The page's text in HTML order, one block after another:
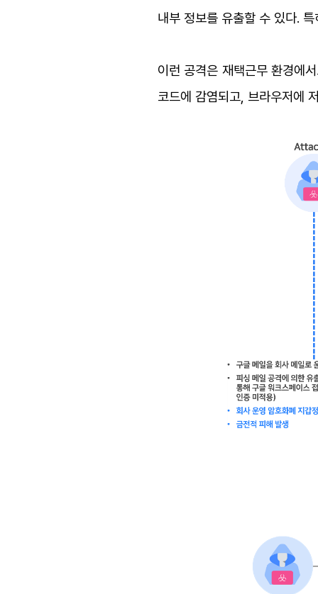
내부 정보를 유출할 수 있다.
이런 공격은 재택근무 환경에
코드에 감염되고, 브라우저에